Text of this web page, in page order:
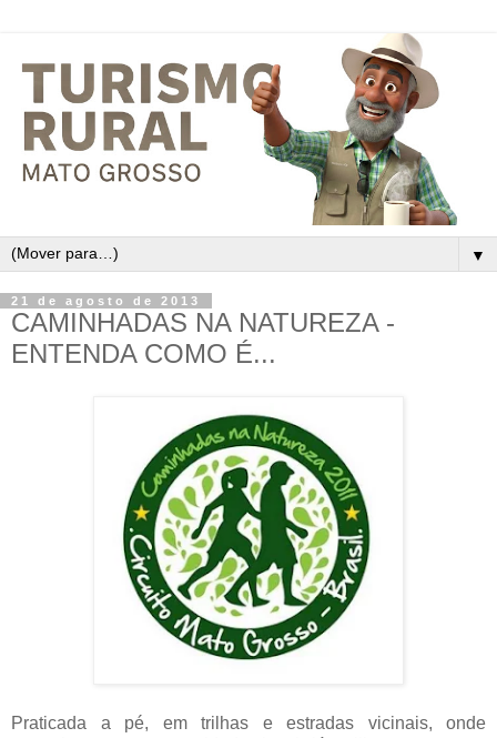
▼
21 de agosto de 2013
CAMINHADAS NA NATUREZA -
ENTENDA COMO É...
Praticada a pé, em trilhas e estradas vicinais, onde